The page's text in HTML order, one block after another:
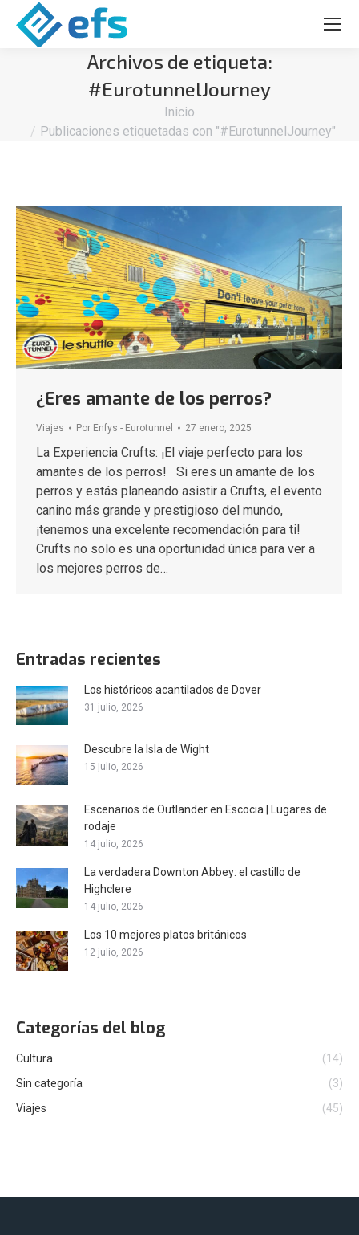
Archivos de etiqueta:
#EurotunnelJourney
Inicio
Publicaciones etiquetadas con "#EurotunnelJourney"
¿Eres amante de los perros?
Viajes Por Enfys - Eurotunnel 27 enero, 2025
La Experiencia Crufts: ¡El viaje perfecto para los
amantes de los perros! Si eres un amante de los
perros y estás planeando asistir a Crufts, el evento
canino más grande y prestigioso del mundo,
¡tenemos una excelente recomendación para ti!
Crufts no solo es una oportunidad única para ver a
los mejores perros de…
Entradas recientes
Los históricos acantilados de Dover
31 julio, 2026
Descubre la Isla de Wight
15 julio, 2026
Escenarios de Outlander en Escocia | Lugares de
rodaje
14 julio, 2026
La verdadera Downton Abbey: el castillo de
Highclere
14 julio, 2026
Los 10 mejores platos británicos
12 julio, 2026
Categorías del blog
Cultura
(14)
Sin categoría
(3)
Viajes
(45)